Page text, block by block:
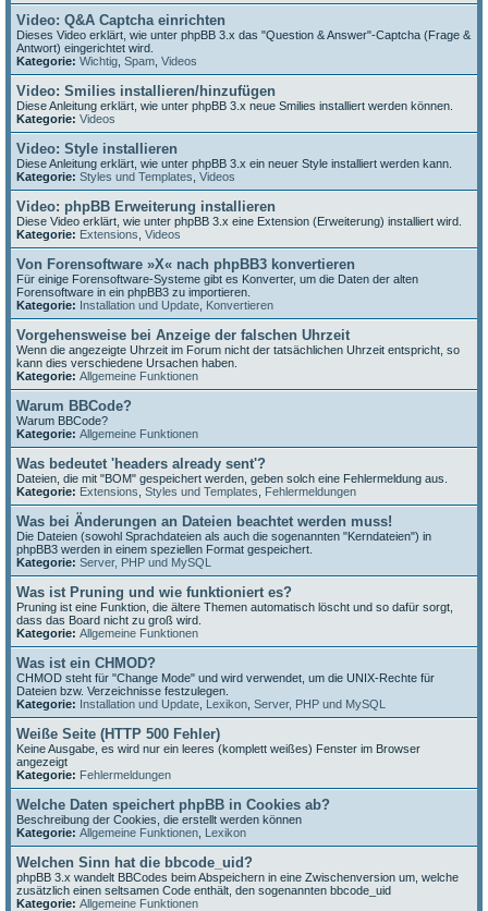
Video: Q&A Captcha einrichten
Dieses Video erklärt, wie unter phpBB 3.x das "Question & Answer"-Captcha (Frage &
Antwort) eingerichtet wird.
Kategorie: Wichtig Spam Videos
Video: Smilies installieren/hinzufügen
Diese Anleitung erklärt, wie unter phpBB 3.x neue Smilies installiert werden können.
Kategorie: Videos
Video: Style installieren
Diese Anleitung erklärt, wie unter phpBB 3.x ein neuer Style installiert werden kann.
Kategorie: Styles und Templates Videos
Video: phpBB Erweiterung installieren
Diese Video erklärt, wie unter phpBB 3.x eine Extension (Erweiterung) installiert wird.
Kategorie: Extensions Videos
Von Forensoftware »X« nach phpBB3 konvertieren
Für einige Forensoftware-Systeme gibt es Konverter, um die Daten der alten
Forensoftware in ein phpBB3 zu importieren.
Kategorie: Installation und Update Konvertieren
Vorgehensweise bei Anzeige der falschen Uhrzeit
Wenn die angezeigte Uhrzeit im Forum nicht der tatsächlichen Uhrzeit entspricht, so
kann dies verschiedene Ursachen haben.
Kategorie: Allgemeine Funktionen
Warum BBCode?
Warum BBCode?
Kategorie: Allgemeine Funktionen
Was bedeutet 'headers already sent'?
Dateien, die mit "BOM" gespeichert werden, geben solch eine Fehlermeldung aus.
Kategorie: Extensions Styles und Templates Fehlermeldungen
Was bei Änderungen an Dateien beachtet werden muss!
Die Dateien (sowohl Sprachdateien als auch die sogenannten "Kerndateien") in
phpBB3 werden in einem speziellen Format gespeichert.
Kategorie: Server, PHP und MySQL
Was ist Pruning und wie funktioniert es?
Pruning ist eine Funktion, die ältere Themen automatisch löscht und so dafür sorgt,
dass das Board nicht zu groß wird.
Kategorie: Allgemeine Funktionen
Was ist ein CHMOD?
CHMOD steht für "Change Mode" und wird verwendet, um die UNIX-Rechte für
Dateien bzw. Verzeichnisse festzulegen.
Kategorie: Installation und Update Lexikon Server, PHP und MySQL
Weiße Seite (HTTP 500 Fehler)
Keine Ausgabe, es wird nur ein leeres (komplett weißes) Fenster im Browser
angezeigt
Kategorie: Fehlermeldungen
Welche Daten speichert phpBB in Cookies ab?
Beschreibung der Cookies, die erstellt werden können
Kategorie: Allgemeine Funktionen Lexikon
Welchen Sinn hat die bbcode_uid?
phpBB 3.x wandelt BBCodes beim Abspeichern in eine Zwischenversion um, welche
zusätzlich einen seltsamen Code enthält, den sogenannten bbcode_uid
Kategorie: Allgemeine Funktionen